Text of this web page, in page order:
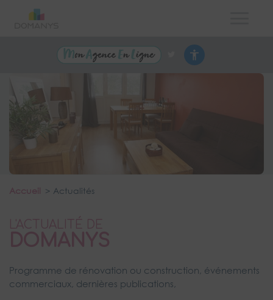
Accueil Actualités
L'ACTUALITÉ DE
DOMANYS
Programme de rénovation ou construction, événements
commerciaux, dernières publications,